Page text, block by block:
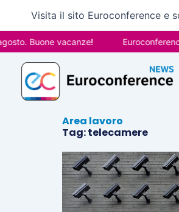
contenuto
Visita il sito Euroconference e
Buone vacanze!
Area lavoro
Tag: telecamere